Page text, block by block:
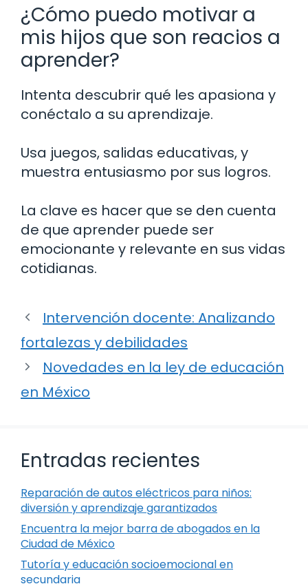
¿Cómo puedo motivar a
mis hijos que son reacios a
aprender?
Intenta descubrir qué les apasiona y
conéctalo a su aprendizaje.
Usa juegos, salidas educativas, y
muestra entusiasmo por sus logros.
La clave es hacer que se den cuenta
de que aprender puede ser
emocionante y relevante en sus vidas
cotidianas.
Intervención docente: Analizando
fortalezas y debilidades
Novedades en la ley de educación
en México
Entradas recientes
Reparación de autos eléctricos para niños:
diversión y aprendizaje garantizados
Encuentra la mejor barra de abogados en la
Ciudad de México
Tutoría y educación socioemocional en
secundaria